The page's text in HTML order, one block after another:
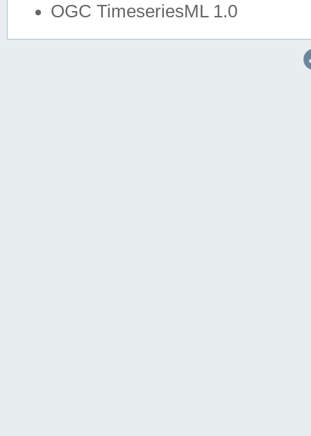
OGC TimeseriesML 1.0